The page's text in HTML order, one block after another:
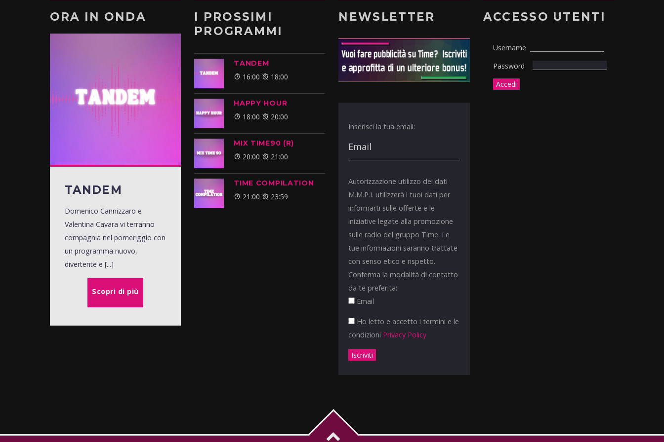
ORA IN ONDA
TANDEM
Domenico Cannizzaro e
Valentina Cavara vi terranno
compagnia nel pomeriggio con
un programma nuovo,
divertente e [...]
Scopri di più
I PROSSIMI
PROGRAMMI
TANDEM
16:00 18:00
HAPPY HOUR
18:00 20:00
MIX TIME90 (R)
20:00 21:00
TIME COMPILATION
21:00 23:59
NEWSLETTER
Inserisci la tua email:
Autorizzazione utilizzo dei dati
M.M.P.I. utilizzerà i tuoi dati per
informarti sulle offerte e le
iniziative legate alla promozione
sulle radio del gruppo Time. Le
tue informazioni saranno trattate
con senso etico e rispetto.
Conferma la modalità di contatto
da te preferita:
Email
Ho letto e accetto i termini e le
condizioni Privacy Policy
ACCESSO UTENTI
Username
Password